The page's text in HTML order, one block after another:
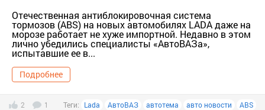
Отечественная антиблокировочная система
тормозов (ABS) на новых автомобилях LADA даже на
морозе работает не хуже импортной. Недавно в этом
лично убедились специалисты «АвтоВАЗа»,
испытавшие ее в...
Подробнее
2 1 Теги: Lada АвтоВАЗ автотема авто новости ABS